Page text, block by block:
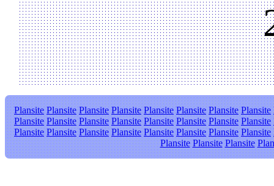
Plansite Plansite Plansite Plansite Plansite Plansite Plansite Plansite
Plansite Plansite Plansite Plansite Plansite Plansite Plansite Plansite
Plansite Plansite Plansite Plansite Plansite Plansite Plansite Plansite
Plansite Plansite Plansite